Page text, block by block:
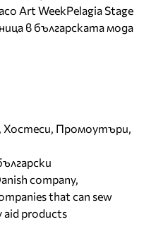
Art WeekPelagia Stage
в българската мода
Хостеси, Промоутъри,
company,
that can sew
aid products